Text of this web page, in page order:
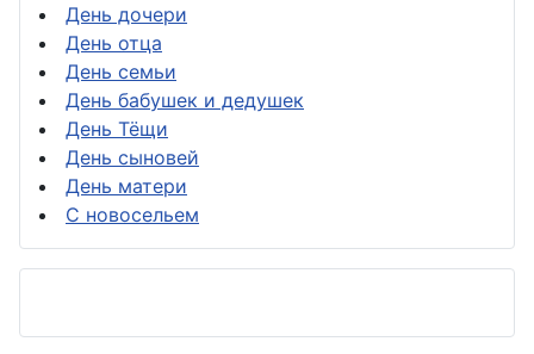
День дочери
День отца
День семьи
День бабушек и дедушек
День Тёщи
День сыновей
День матери
С новосельем